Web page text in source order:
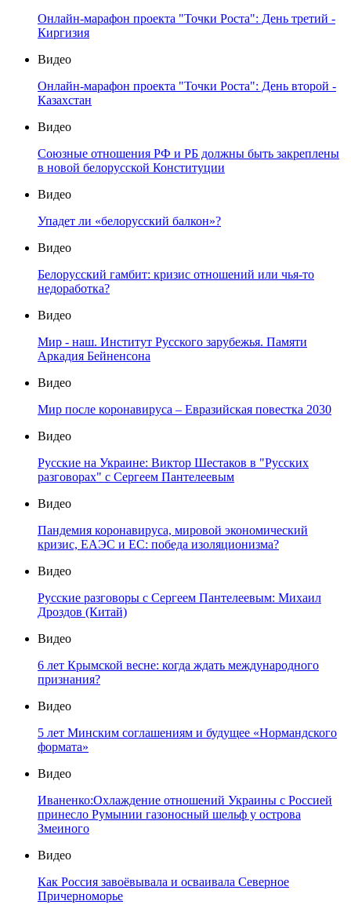
Онлайн-марафон проекта "Точки Роста": День третий -
Киргизия
Видео
Онлайн-марафон проекта "Точки Роста": День второй -
Казахстан
Видео
Союзные отношения РФ и РБ должны быть закреплены
в новой белорусской Конституции
Видео
Упадет ли «белорусский балкон»?
Видео
Белорусский гамбит: кризис отношений или чья-то
недоработка?
Видео
Мир - наш. Институт Русского зарубежья. Памяти
Аркадия Бейненсона
Видео
Мир после коронавируса – Евразийская повестка 2030
Видео
Русские на Украине: Виктор Шестаков в "Русских
разговорах" с Сергеем Пантелеевым
Видео
Пандемия коронавируса, мировой экономический
кризис, ЕАЭС и ЕС: победа изоляционизма?
Видео
Русские разговоры с Сергеем Пантелеевым: Михаил
Дроздов (Китай)
Видео
6 лет Крымской весне: когда ждать международного
признания?
Видео
5 лет Минским соглашениям и будущее «Нормандского
формата»
Видео
Иваненко:Охлаждение отношений Украины с Россией
принесло Румынии газоносный шельф у острова
Змеиного
Видео
Как Россия завоёвывала и осваивала Северное
Причерноморье